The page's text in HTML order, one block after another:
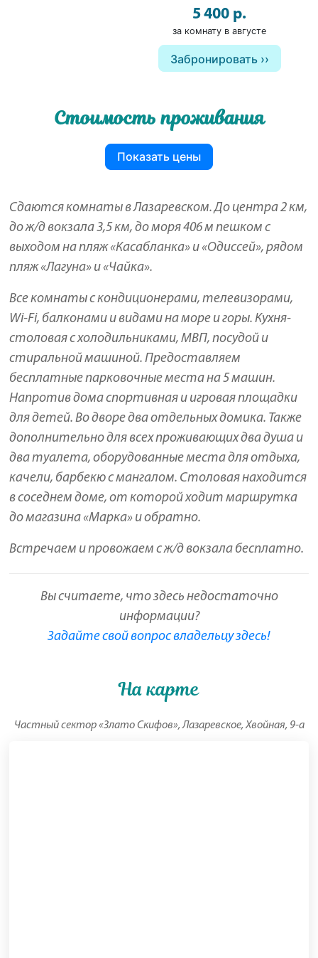
5 400 р.
за комнату в августе
Забронировать
Стоимость проживания
Показать цены
Сдаются комнаты в Лазаревском. До центра 2 км,
до ж/д вокзала 3,5 км, до моря 406 м пешком с
выходом на пляж «Касабланка» и «Одиссей», рядом
пляж «Лагуна» и «Чайка».
Все комнаты с кондиционерами, телевизорами,
Wi-Fi, балконами и видами на море и горы. Кухня-
столовая с холодильниками, МВП, посудой и
стиральной машиной. Предоставляем
бесплатные парковочные места на 5 машин.
Напротив дома спортивная и игровая площадки
для детей. Во дворе два отдельных домика. Также
дополнительно для всех проживающих два душа и
два туалета, оборудованные места для отдыха,
качели, барбекю с мангалом. Столовая находится
в соседнем доме, от которой ходит маршрутка
до магазина «Марка» и обратно.
Встречаем и провожаем с ж/д вокзала бесплатно.
Вы считаете, что здесь недостаточно
информации?
Задайте свой вопрос владельцу здесь!
На карте
Частный сектор «Злато Скифов», Лазаревское, Хвойная, 9-а